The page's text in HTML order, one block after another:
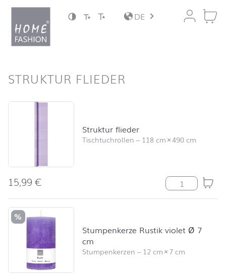
Zum Inhalt springen
DE
STRUKTUR FLIEDER
Produktliste überspringen und zum Filter springen
Struktur flieder
Tischtuchrollen – 118 cm×490 cm
15,99€ Struktur flieder
%
Stumpenkerze Rustik violet Ø 7
cm
Stumpenkerzen – 12 cm×7 cm